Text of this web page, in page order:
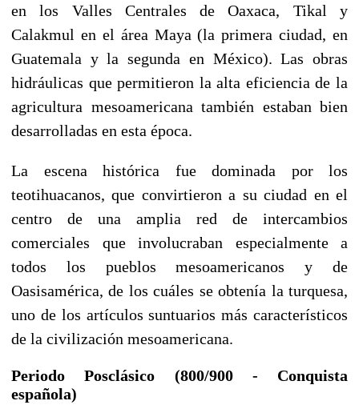
en los Valles Centrales de Oaxaca, Tikal y
Calakmul en el área Maya (la primera ciudad, en
Guatemala y la segunda en México). Las obras
hidráulicas que permitieron la alta eficiencia de la
agricultura mesoamericana también estaban bien
desarrolladas en esta época.
La escena histórica fue dominada por los
teotihuacanos, que convirtieron a su ciudad en el
centro de una amplia red de intercambios
comerciales que involucraban especialmente a
todos los pueblos mesoamericanos y de
Oasisamérica, de los cuáles se obtenía la turquesa,
uno de los artículos suntuarios más característicos
de la civilización mesoamericana.
Periodo Posclásico (800/900- Conquista
española)